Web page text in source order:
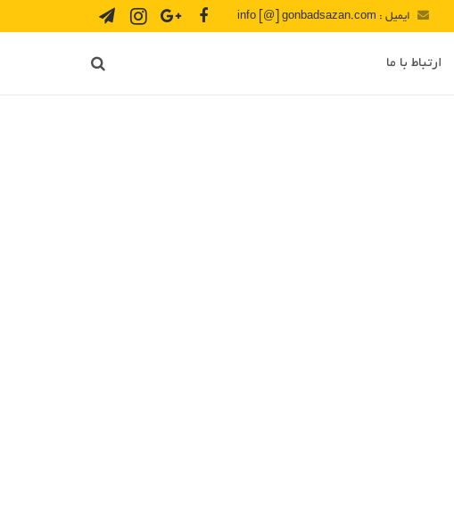
ایمیل : info [@] gonbadsazan.com
ارتباط با ما